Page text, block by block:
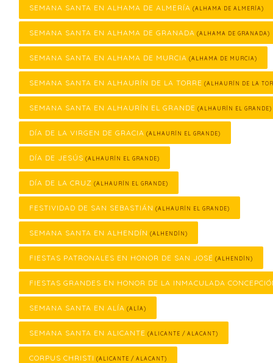
SEMANA SANTA EN ALHAMA DE ALMERÍA (ALHAMA DE ALMERÍA)
SEMANA SANTA EN ALHAMA DE GRANADA (ALHAMA DE GRANADA)
SEMANA SANTA EN ALHAMA DE MURCIA (ALHAMA DE MURCIA)
SEMANA SANTA EN ALHAURÍN DE LA TORRE (ALHAURÍN DE LA
SEMANA SANTA EN ALHAURÍN EL GRANDE (ALHAURÍN EL GRANDE)
DÍA DE LA VIRGEN DE GRACIA (ALHAURÍN EL GRANDE)
DÍA DE JESÚS (ALHAURÍN EL GRANDE)
DÍA DE LA CRUZ (ALHAURÍN EL GRANDE)
FESTIVIDAD DE SAN SEBASTIÁN (ALHAURÍN EL GRANDE)
SEMANA SANTA EN ALHENDÍN (ALHENDÍN)
FIESTAS PATRONALES EN HONOR DE SAN JOSÉ (ALHENDÍN)
FIESTAS GRANDES EN HONOR DE LA INMACULADA
SEMANA SANTA EN ALÍA (ALÍA)
SEMANA SANTA EN ALICANTE (ALICANTE / ALACANT)
CORPUS CHRISTI (ALICANTE / ALACANT)